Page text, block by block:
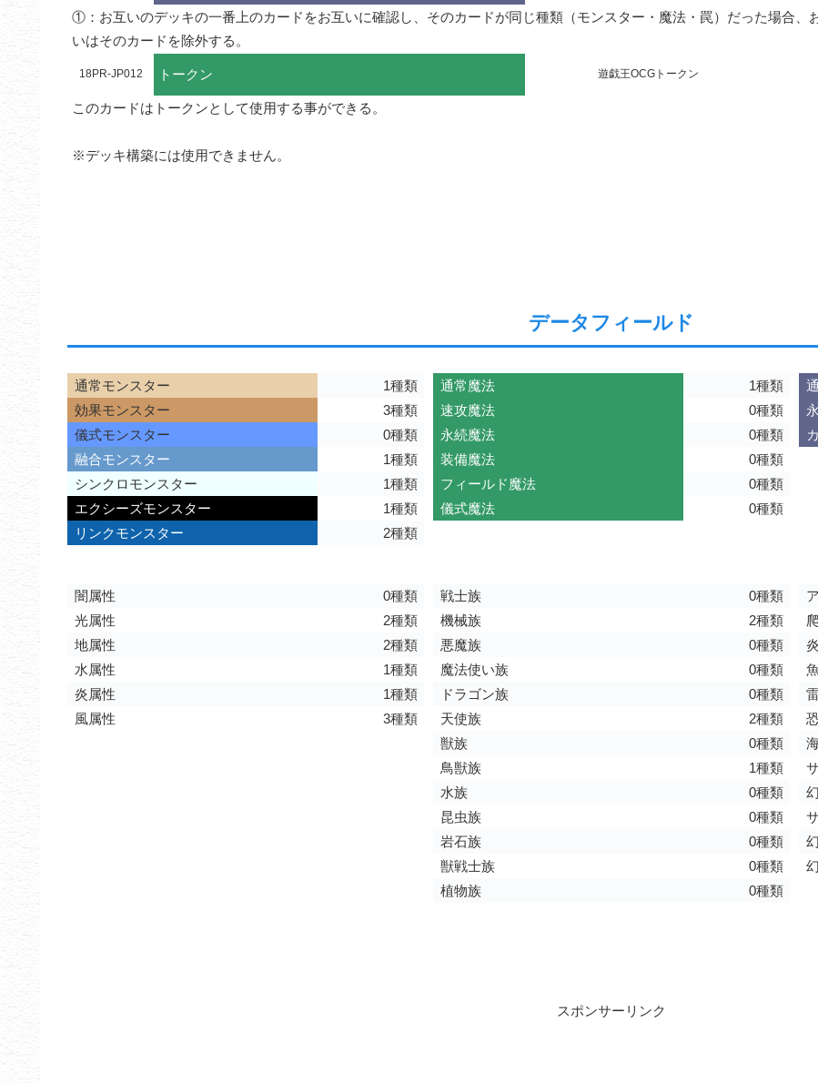
①：お互いのデッキの一番上のカードをお互いに確認し、そのカードが同じ種類（モンスター・魔法・罠）だった場合、
いはそのカードを除外する。
18PR-JP012 トークン 遊戯王OCGトークン
このカードはトークンとして使用する事ができる。
※デッキ構築には使用できません。
データフィールド
通常モンスター
1種類
効果モンスター
3種類
儀式モンスター
0種類
融合モンスター
1種類
シンクロモンスター
1種類
エクシーズモンスター
1種類
リンクモンスター
2種類
通常魔法
1種類
速攻魔法
0種類
永続魔法
0種類
装備魔法
0種類
フィールド魔法
0種類
儀式魔法
0種類
闇属性
0種類
光属性
2種類
地属性
2種類
水属性
1種類
炎属性
1種類
風属性
3種類
戦士族
0種類
機械族
2種類
悪魔族
0種類
魔法使い族
0種類
ドラゴン族
0種類
天使族
2種類
獣族
0種類
鳥獣族
1種類
水族
0種類
昆虫族
0種類
岩石族
0種類
獣戦士族
0種類
植物族
0種類
スポンサーリンク